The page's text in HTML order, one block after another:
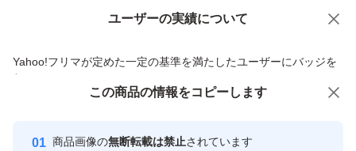
ユーザーの実績について
Yahoo!フリマが定めた一定の基準を満たしたユーザーにバッジを
付与しています
安心取引出品者
心・安全なユーザーです
価格の相談 商品への質問
この商品の情報をコピーします
商品画像の無断転載は禁止されています
この商品をみている人にオススメ